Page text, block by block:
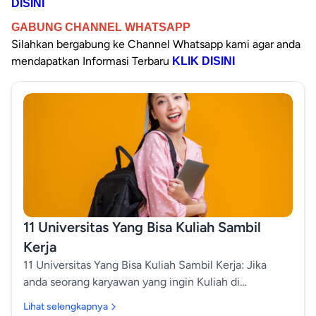
DISINI
GABUNG CHANNEL WHATSAPP
Silahkan bergabung ke Channel Whatsapp kami agar anda
mendapatkan Informasi Terbaru KLIK DISINI
11 Universitas Yang Bisa Kuliah Sambil
Kerja
11 Universitas Yang Bisa Kuliah Sambil Kerja: Jika
anda seorang karyawan yang ingin Kuliah di
Lihat selengkapnya